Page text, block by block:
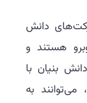
دانش
هستند و
بنیان با
می‌توانند به